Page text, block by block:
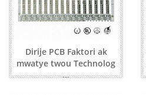
Dirije PCB Faktori ak
mwatye twou Technolog
...